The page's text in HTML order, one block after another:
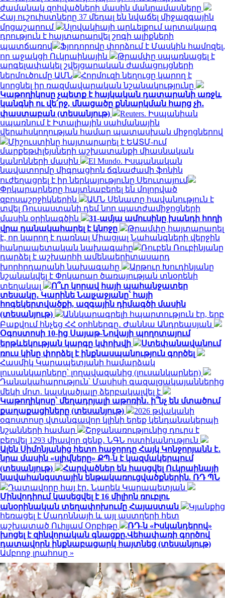
ժամանակ զոհվածների մասին մանրամասները
Հայ ուշուիստները 37 մեդալ են նվաճել միջազգային
մրցաշարում
Սլովակիայի արևելքում արտակարգ
դրություն է հայտարարվել շոգի ալիքների
պատճառով
Ֆյոդորովը փորձում է Մասկին համոզել,
որ աջակցի Ուկրաինային
Թրամփը սպառնացել է
արգելափակել շվեյցարական ժամացույցների
ներմուծումը ԱՄՆ
Հորմուզի նեղուցը կարող է
կորցնել իր ռազմավարական նշանակությունը
Կաթողիկոսը չպետք է հայկական դատարանի առջև
կանգնի ու վե՛րջ, մնացածը քննարկման հարց չի․
փաստաբան (տեսանյութ)
Reuters. Իսպանիան
սպառնում է Իտալիային սահմանային
վերահսկողության համար պատասխան միջոցներով
Միշուստինը հայտարարել է ԵԱՏՄ-ում
մարքեթփլեյսների աշխատանքի միասնական
կանոնների մասին
El Mundo. Իսպանական
նավատորմը միգրացիոն ճգնաժամի ֆոնին
ուժեղացրել է իր ներկայությունը Սեուտայում
Փրկարարները հայտնաբերել են մոլորված
զբոսաշրջիկներին
ԱՄՆ Սենատը հավանություն է
տվել Ռուսաստանի դեմ նոր պատժամիջոցների
մասին օրինագծին
31-ամյա ամուսինը խանդի հողի
վրա դանակահարել է կնոջը
Թրամփը հայտարարել
է, որ կարող է դառնալ Միացյալ Նահանգների վերջին
հանրապետական ​​նախագահը
Ռուբեն Ռուբինյանը
դարձել է աշխարհի ամենաերիտասարդ
խորհրդարանի նախագահը
Արթուր Խուդինյանը
նշանակվել է Փրկարար ծառայության տնօրենի
տեղակալ
Ո՞ւր կորավ հայի պահանջատեր
տեսակը․ Կարինե Նալչաջյանը՝ հայի
հոգեկերտվածքի, ազգային դիմագծի մասին
(տեսանյութ)
Աննկարագրելի հպարտություն էր, երբ
Բաքվում հնչեց ՀՀ օրհներգը․ Ժաննա Անդրեասյան
Օգոստոսի 10-ից Սայաթ-Նովայի պողոտայում
երթևեկության կարգը կփոխվի
Ստեփանավանում
ռուս կինը փորձել է ինքնասպանություն գործել
Հասմիկ Կարապետյանի համարձակ
լուսանկարները՝ լողավազանից (լուսանկարներ)
Դանակահարություն՝ Մասիսի գազալցակայաններից
մեկի մոտ. կասկածյալը ձերբակալվել է
Կաթողիկոսը՝ մեղադրյալի աթոռին․ ի՞նչ են մտածում
քաղաքացիները (տեսանյութ)
2026 թվականի
օգոստոսը վտանգավոր կլինի երեք կենդանակերպի
նշանների համար
Շրջանառությունից դուրս է
բերվել 1293 միավոր զենք․ ՆԳՆ ոստիկանություն
Ալեն Սիմոնյանից հետո հաջորդը Հայկ Կոնջորյանն է․
նրա մասին «սլիվները» ՔՊ-ն է կազմակերպում
(տեսանյութ)
Հարվածներ են հասցվել Ուկրաինայի
նավահանգստային ենթակառուցվածքներին. ՌԴ ՊՆ
Դատավորը հայ էր․ Նարեկ Կարապետյան
Մինվոդիում կասեցվել է 16 միլիոն ռուբլու
անօրինական տեղափոխումը Հայաստան
Կյանքից
հեռացել է Մադոննայի և այլ աստղերի հետ
աշխատած Ուիլյամ Օրբիթը
ՌԴ-ն «Իսկանդերով»
խոցել է զինվորական գնացքը.Վեհափառի գործով
դատավորն ինքնաբացարկ հայտնեց (տեսանյութ)
Ամբողջ լրահոսը »